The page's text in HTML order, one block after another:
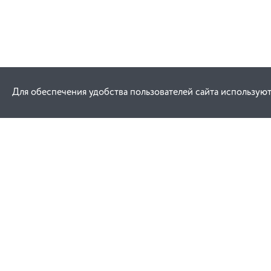
Для обеспечения удобства пользователей сайта